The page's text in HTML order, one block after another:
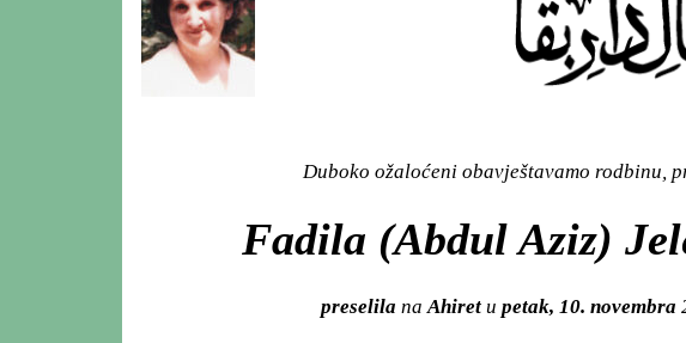
Duboko ožaloćeni obavještavamo rodbinu,
Fadila (Abdul Aziz)
preselila naAhiret u petak, 10. novembra